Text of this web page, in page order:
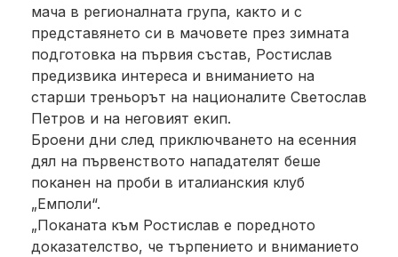
мача в регионалната група, както и с
представянето си в мачовете през зимната
подготовка на първия състав, Ростислав
предизвика интереса и вниманието на
старши треньорът на националите Светослав
Петров и на неговият екип.
Броени дни след приключването на есенния
дял на първенството нападателят беше
поканен на проби в италианския клуб
„Емполи“.
„Поканата към Ростислав е поредното
доказателство, че търпението и вниманието